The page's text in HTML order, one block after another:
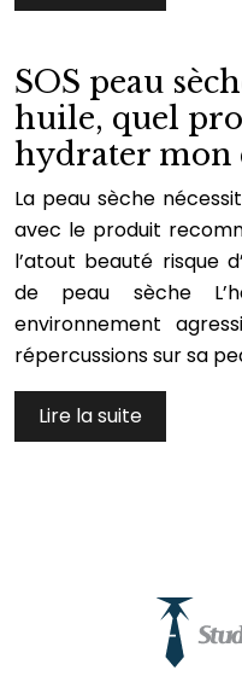
SOS peau
huile, quel
hydrater mon
La peau sèche
avec le produit
l’atout beauté risque
de peau sèche
environnement
répercussions sur sa
Lire la suite